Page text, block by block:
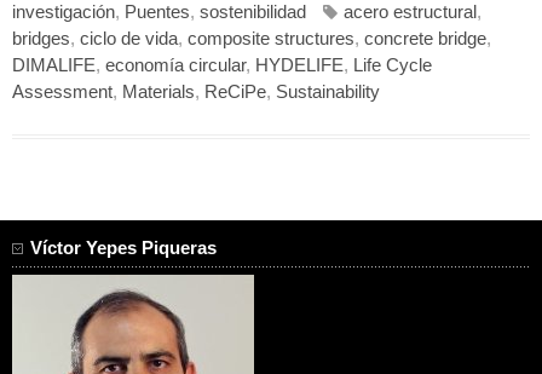
investigación, Puentes, sostenibilidad acero estructural ,
bridges, ciclo de vida, composite structures, concrete bridge,
DIMALIFE, economía circular, HYDELIFE, Life Cycle
Assessment, Materials, ReCiPe, Sustainability
Víctor Yepes Piqueras